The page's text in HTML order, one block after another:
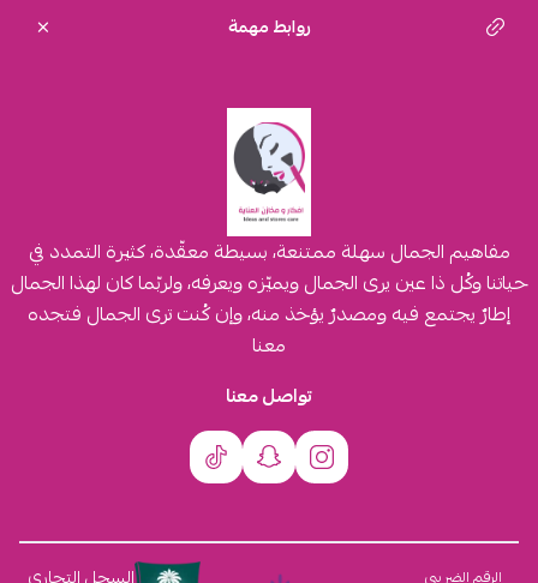
روابط مهمة
مفاهيم الجمال سهلة ممتنعة، بسيطة معقّدة، كثيرة التمدد في
حياتنا وكُل ذا عين يرى الجمال ويميّزه ويعرفه، ولربّما كان لهذا الجمال
إطارٌ يجتمع فيه ومصدرٌ يؤخذ منه، وإن كُنت ترى الجمال فتجده
معنا
تواصل معنا
الرقم الضريبي السجل التجاري